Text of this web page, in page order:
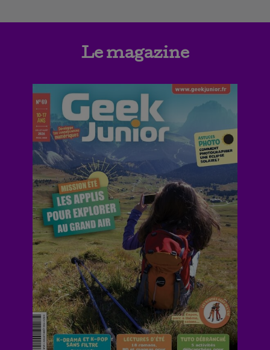
Le magazine